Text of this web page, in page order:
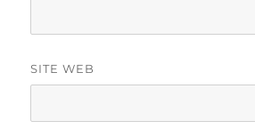
SITE WEB